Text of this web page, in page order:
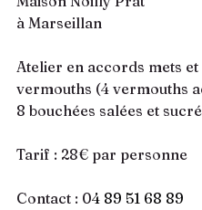
à Marseillan
Atelier en accords mets et
vermouths (4 vermouths
8 bouchées salées et
Tarif : 28€ par personne
Contact : 04 89 51 68 89